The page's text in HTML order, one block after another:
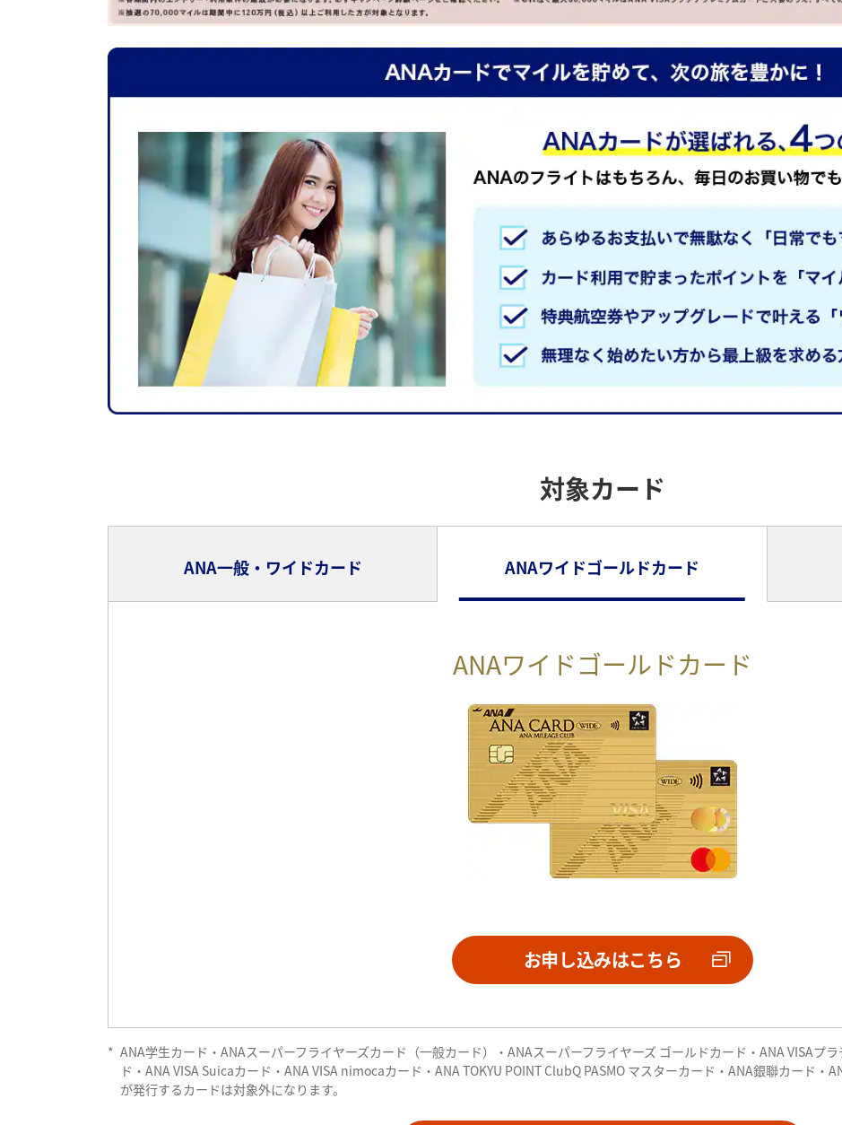
対象カード
ANA一般・ワイドカード ANAワイドゴールドカード
ANA一般カード ANAワイ
お申し込みはこちら
ANAワイドゴールドカード
お申し込みはこちら
ANAプレミアムカード
* ANA学生カード・ANAスーパーフライヤーズカード（一般カード）・ANAスーパーフライヤーズ ゴールドカード・ANA VISAプ
ド・ANA VISA Suicaカード・ANA VISA nimocaカード・ANA TOKYU POINT ClubQ PASMO マスターカード・ANA銀聯カード
が発行するカードは対象外になります。